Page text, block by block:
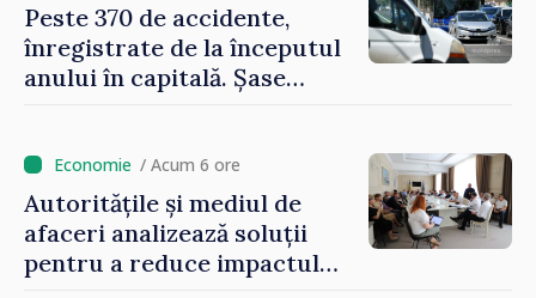
Peste 370 de accidente,
înregistrate de la începutul
anului în capitală. Șase
/ Acum 6 ore
Autoritățile și mediul de
afaceri analizează soluții
pentru a reduce impactul